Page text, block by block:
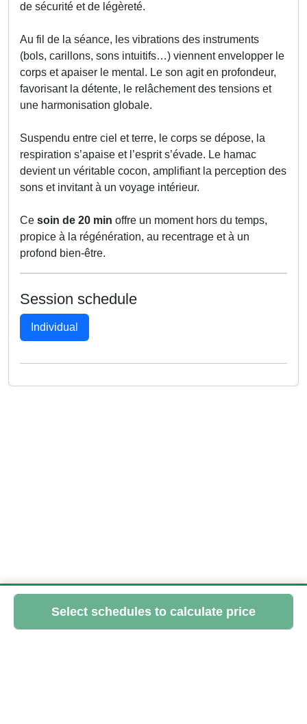
de sécurité et de légèreté.
Au fil de la séance, les vibrations des instruments
(bols, carillons, sons intuitifs…) viennent envelopper le
corps et apaiser le mental. Le son agit en profondeur,
favorisant la détente, le relâchement des tensions et
une harmonisation globale.
Suspendu entre ciel et terre, le corps se dépose, la
respiration s’apaise et l’esprit s’évade. Le hamac
devient un véritable cocon, amplifiant la perception des
sons et invitant à un voyage intérieur.
Ce soin de 20 min offre un moment hors du temps,
propice à la régénération, au recentrage et à un
profond bien-être.
Session schedule
Individual